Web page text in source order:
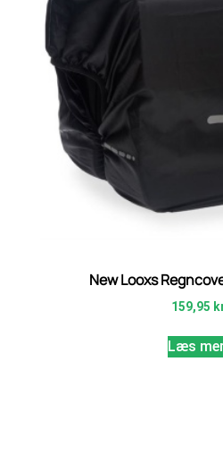
New Looxs
159,95
Læs